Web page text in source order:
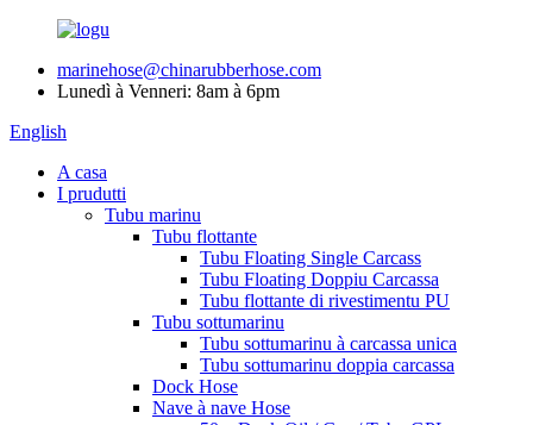
marinehose@chinarubberhose.com
Lunedì à Venneri: 8am à 6pm
English
A casa
I prudutti
Tubu marinu
Tubu flottante
Tubu Floating Single Carcass
Tubu Floating Doppiu Carcassa
Tubu flottante di rivestimentu PU
Tubu sottumarinu
Tubu sottumarinu à carcassa unica
Tubu sottumarinu doppia carcassa
Dock Hose
Nave à nave Hose